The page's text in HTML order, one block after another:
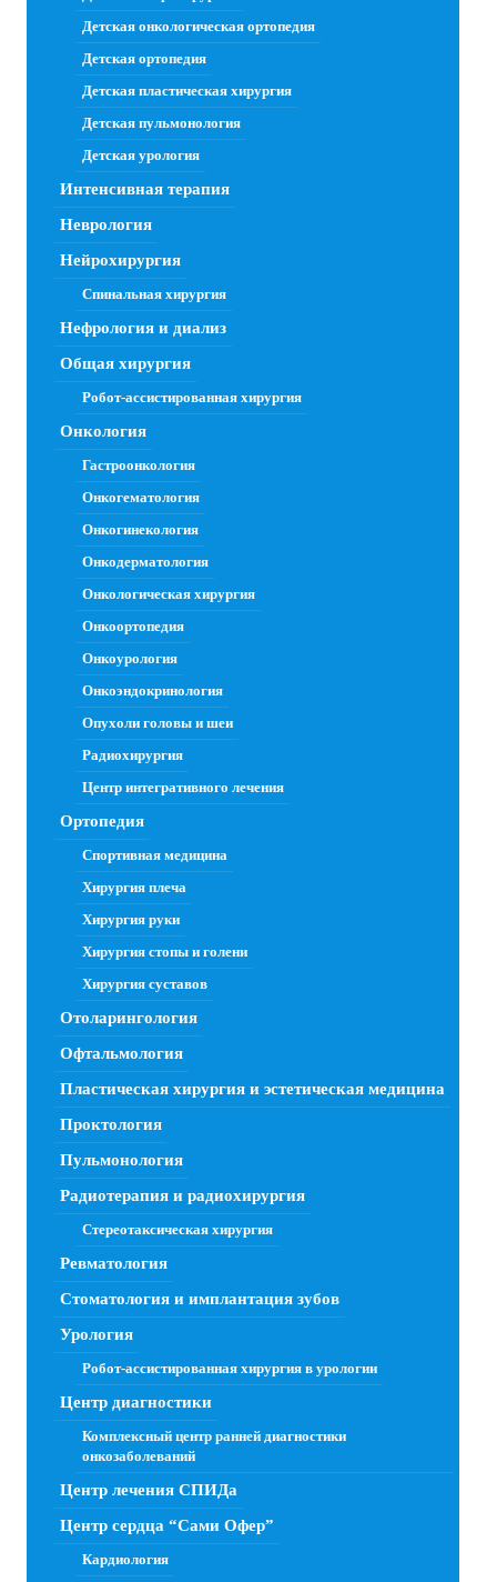
Детская онкологическая ортопедия
Детская ортопедия
Детская пластическая хирургия
Детская пульмонология
Детская урология
Интенсивная терапия
Неврология
Нейрохирургия
Спинальная хирургия
Нефрология и диализ
Общая хирургия
Робот-ассистированная хирургия
Онкология
Гастроонкология
Онкогематология
Онкогинекология
Онкодерматология
Онкологическая хирургия
Онкоортопедия
Онкоурология
Онкоэндокринология
Опухоли головы и шеи
Радиохирургия
Центр интегративного лечения
Ортопедия
Спортивная медицина
Хирургия плеча
Хирургия руки
Хирургия стопы и голени
Хирургия суставов
Отоларингология
Офтальмология
Пластическая хирургия и эстетическая медицина
Проктология
Пульмонология
Радиотерапия и радиохирургия
Стереотаксическая хирургия
Ревматология
Стоматология и имплантация зубов
Урология
Робот-ассистированная хирургия в урологии
Центр диагностики
Комплексный центр ранней диагностики
онкозаболеваний
Центр лечения СПИДа
Центр сердца “Сами Офер”
Кардиология